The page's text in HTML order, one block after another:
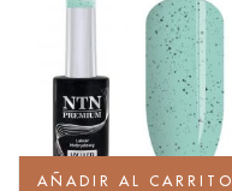
AÑADIR AL CARRITO